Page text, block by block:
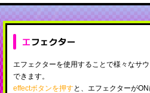
エフェクター
エフェクターを使用することで様々なサ
できます。
effectボタンを押すと、エフェクターがON